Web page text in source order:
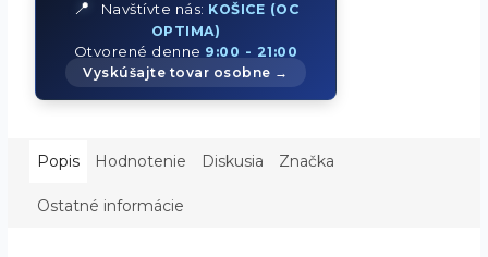
📍 Navštívte nás: KOŠICE (OC
OPTIMA)
Otvorené denne 9:00 - 21:00
Vyskúšajte tovar osobne →
Popis Hodnotenie Diskusia Značka
Ostatné informácie